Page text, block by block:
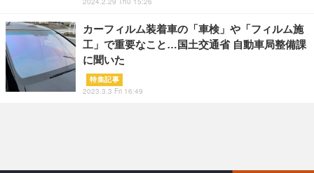
カーフィルム装着車の「車検」や「フィルム施
工」で重要なこと…国土交通省 自動車局整備課
に聞いた
特集記事
2023.3.3 Fri 16:49